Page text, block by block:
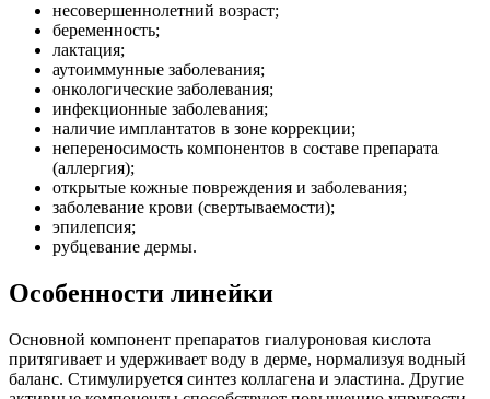
несовершеннолетний возраст;
беременность;
лактация;
аутоиммунные заболевания;
онкологические заболевания;
инфекционные заболевания;
наличие имплантатов в зоне коррекции;
непереносимость компонентов в составе препарата
(аллергия);
открытые кожные повреждения и заболевания;
заболевание крови (свертываемости);
эпилепсия;
рубцевание дермы.
Особенности линейки
Основной компонент препаратов гиалуроновая кислота
притягивает и удерживает воду в дерме, нормализуя водный
баланс. Стимулируется синтез коллагена и эластина. Другие